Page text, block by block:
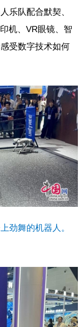
乐队配合默契、
机、VR眼镜、智
受数字技术如何
劲舞的机器人。